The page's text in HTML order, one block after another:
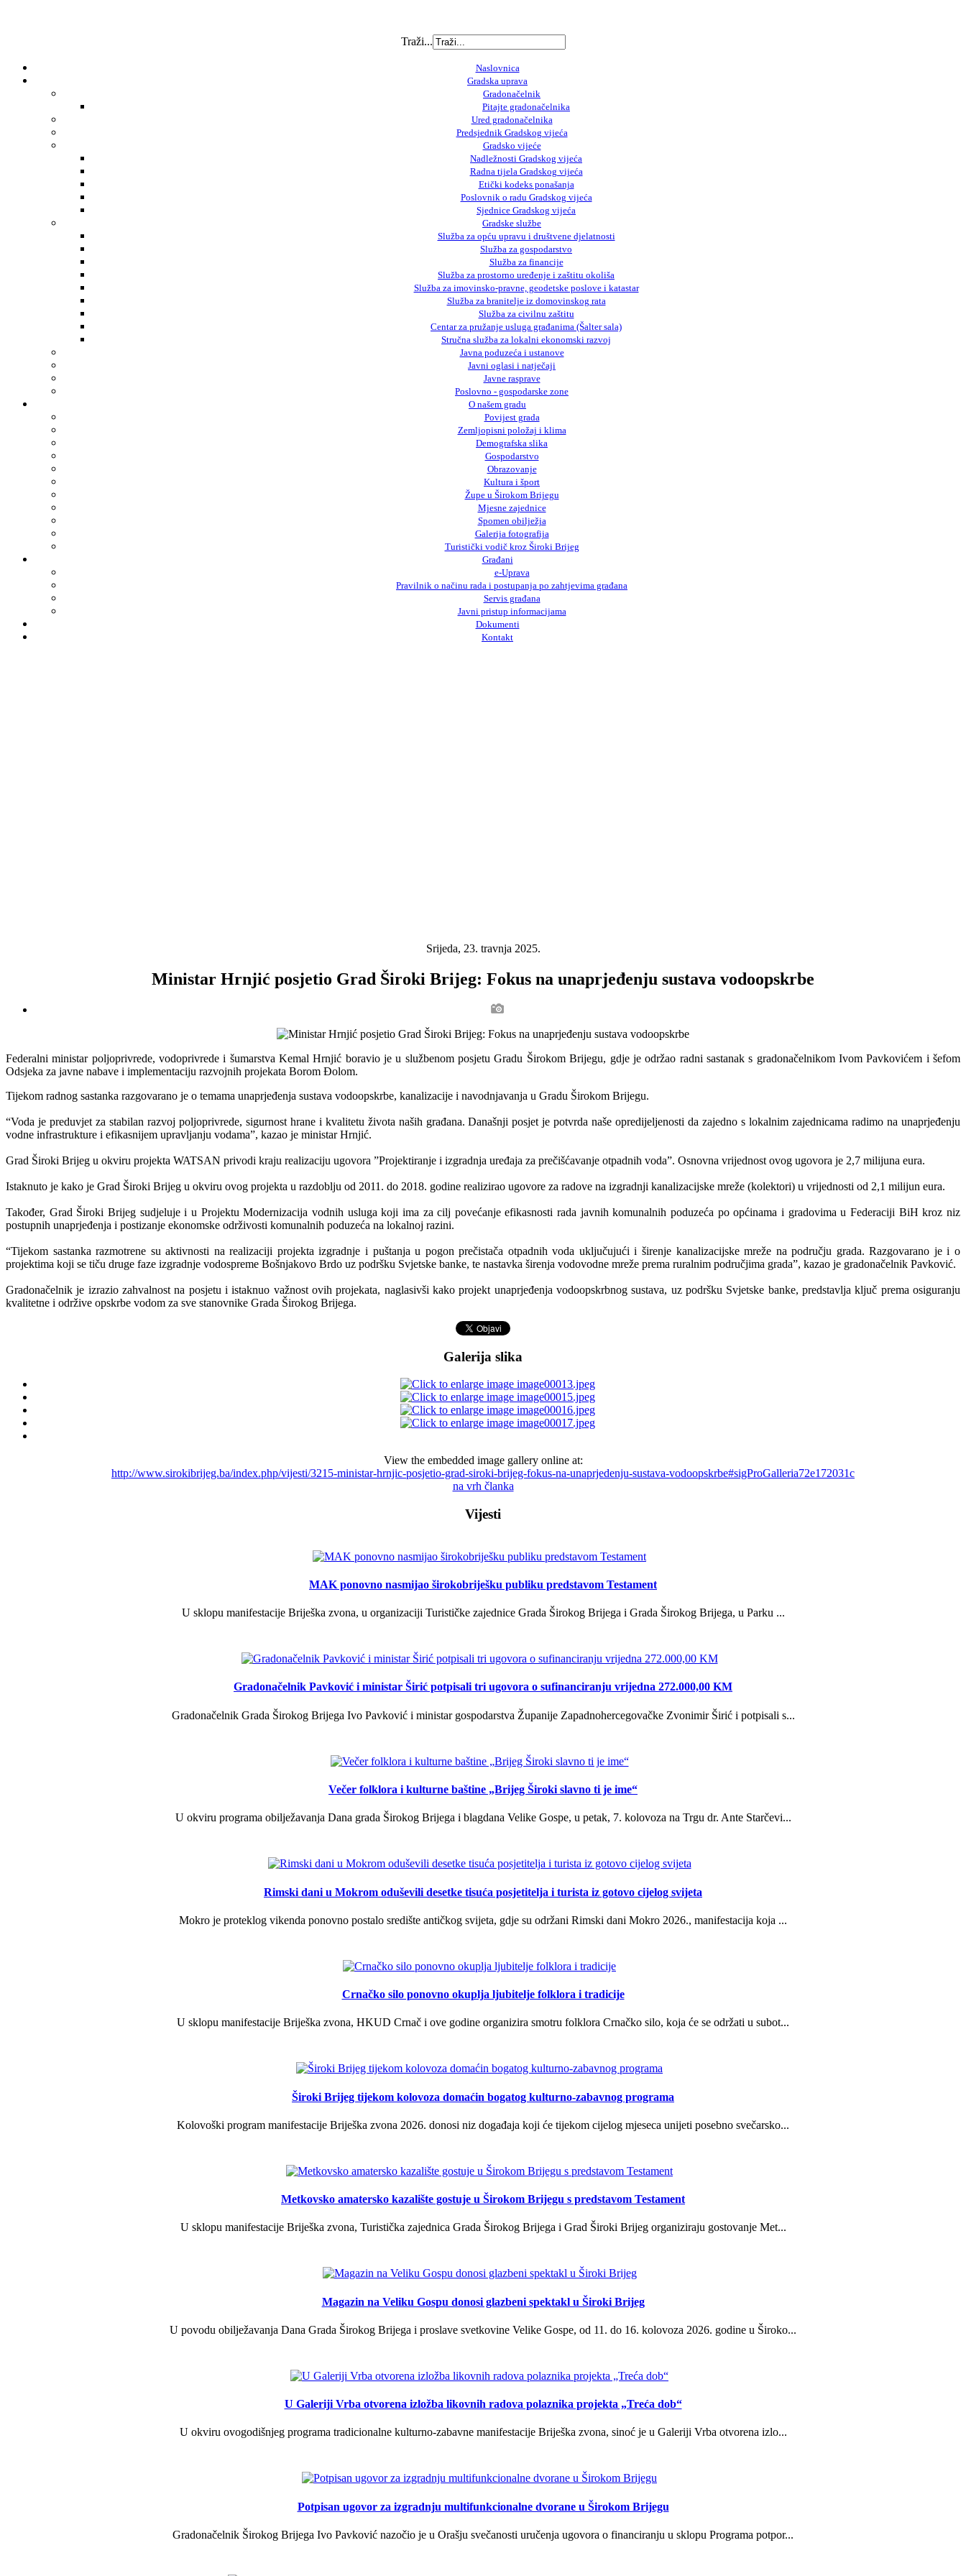
Traži...
Naslovnica
Gradska uprava
Gradonačelnik
Pitajte gradonačelnika
Ured gradonačelnika
Predsjednik Gradskog vijeća
Gradsko vijeće
Nadležnosti Gradskog vijeća
Radna tijela Gradskog vijeća
Etički kodeks ponašanja
Poslovnik o radu Gradskog vijeća
Sjednice Gradskog vijeća
Gradske službe
Služba za opću upravu i društvene djelatnosti
Služba za gospodarstvo
Služba za financije
Služba za prostorno uređenje i zaštitu okoliša
Služba za imovinsko-pravne, geodetske poslove i katastar
Služba za branitelje iz domovinskog rata
Služba za civilnu zaštitu
Centar za pružanje usluga građanima (Šalter sala)
Stručna služba za lokalni ekonomski razvoj
Javna poduzeća i ustanove
Javni oglasi i natječaji
Javne rasprave
Poslovno - gospodarske zone
O našem gradu
Povijest grada
Zemljopisni položaj i klima
Demografska slika
Gospodarstvo
Obrazovanje
Kultura i šport
Župe u Širokom Brijegu
Mjesne zajednice
Spomen obilježja
Galerija fotografija
Turistički vodič kroz Široki Brijeg
Građani
e-Uprava
Pravilnik o načinu rada i postupanja po zahtjevima građana
Servis građana
Javni pristup informacijama
Dokumenti
Kontakt
Srijeda, 23. travnja 2025.
Ministar Hrnjić posjetio Grad Široki Brijeg: Fokus na unaprjeđenju sustava vodoopskrbe
Federalni ministar poljoprivrede, vodoprivrede i šumarstva Kemal Hrnjić boravio je u službenom posjetu Gradu Širokom Brijegu, gdje je održao radni sastanak s gradonačelnikom Ivom Pavkovićem i šefom
Odsjeka za javne nabave i implementaciju razvojnih projekata Borom Đolom.
Tijekom radnog sastanka razgovarano je o temama unaprjeđenja sustava vodoopskrbe, kanalizacije i navodnjavanja u Gradu Širokom Brijegu.
“Voda je preduvjet za stabilan razvoj poljoprivrede, sigurnost hrane i kvalitetu života naših građana. Današnji posjet je potvrda naše opredijeljenosti da zajedno s lokalnim zajednicama radimo na unaprjeđenju
vodne infrastrukture i efikasnijem upravljanju vodama”, kazao je ministar Hrnjić.
Grad Široki Brijeg u okviru projekta WATSAN privodi kraju realizaciju ugovora ”Projektiranje i izgradnja uređaja za prečišćavanje otpadnih voda”. Osnovna vrijednost ovog ugovora je 2,7 milijuna eura.
Istaknuto je kako je Grad Široki Brijeg u okviru ovog projekta u razdoblju od 2011. do 2018. godine realizirao ugovore za radove na izgradnji kanalizacijske mreže (kolektori) u vrijednosti od 2,1 milijun eura.
Također, Grad Široki Brijeg sudjeluje i u Projektu Modernizacija vodnih usluga koji ima za cilj povećanje efikasnosti rada javnih komunalnih poduzeća po općinama i gradovima u Federaciji BiH kroz niz
postupnih unaprjeđenja i postizanje ekonomske održivosti komunalnih poduzeća na lokalnoj razini.
“Tijekom sastanka razmotrene su aktivnosti na realizaciji projekta izgradnje i puštanja u pogon prečistača otpadnih voda uključujući i širenje kanalizacijske mreže na području grada. Razgovarano je i o
projektima koji se tiču druge faze izgradnje vodospreme Bošnjakovo Brdo uz podršku Svjetske banke, te nastavka širenja vodovodne mreže prema ruralnim područjima grada”, kazao je gradonačelnik Pavković.
Gradonačelnik je izrazio zahvalnost na posjetu i istaknuo važnost ovih projekata, naglasivši kako projekt unaprjeđenja vodoopskrbnog sustava, uz podršku Svjetske banke, predstavlja ključ prema osiguranju
kvalitetne i održive opskrbe vodom za sve stanovnike Grada Širokog Brijega.
Galerija slika
View the embedded image gallery online at:
http://www.sirokibrijeg.ba/index.php/vijesti/3215-ministar-hrnjic-posjetio-grad-siroki-brijeg-fokus-na-unaprjedenju-sustava-vodoopskrbe#sigProGalleria72e172031c
na vrh članka
Vijesti
MAK ponovno nasmijao širokobriješku publiku predstavom Testament
U sklopu manifestacije Briješka zvona, u organizaciji Turističke zajednice Grada Širokog Brijega i Grada Širokog Brijega, u Parku ...
Gradonačelnik Pavković i ministar Širić potpisali tri ugovora o sufinanciranju vrijedna 272.000,00 KM
Gradonačelnik Grada Širokog Brijega Ivo Pavković i ministar gospodarstva Županije Zapadnohercegovačke Zvonimir Širić i potpisali s...
Večer folklora i kulturne baštine „Brijeg Široki slavno ti je ime“
U okviru programa obilježavanja Dana grada Širokog Brijega i blagdana Velike Gospe, u petak, 7. kolovoza na Trgu dr. Ante Starčevi...
Rimski dani u Mokrom oduševili desetke tisuća posjetitelja i turista iz gotovo cijelog svijeta
Mokro je proteklog vikenda ponovno postalo središte antičkog svijeta, gdje su održani Rimski dani Mokro 2026., manifestacija koja ...
Crnačko silo ponovno okuplja ljubitelje folklora i tradicije
U sklopu manifestacije Briješka zvona, HKUD Crnač i ove godine organizira smotru folklora Crnačko silo, koja će se održati u subot...
Široki Brijeg tijekom kolovoza domaćin bogatog kulturno-zabavnog programa
Kolovoški program manifestacije Briješka zvona 2026. donosi niz događaja koji će tijekom cijelog mjeseca unijeti posebno svečarsko...
Metkovsko amatersko kazalište gostuje u Širokom Brijegu s predstavom Testament
U sklopu manifestacije Briješka zvona, Turistička zajednica Grada Širokog Brijega i Grad Široki Brijeg organiziraju gostovanje Met...
Magazin na Veliku Gospu donosi glazbeni spektakl u Široki Brijeg
U povodu obilježavanja Dana Grada Širokog Brijega i proslave svetkovine Velike Gospe, od 11. do 16. kolovoza 2026. godine u Široko...
U Galeriji Vrba otvorena izložba likovnih radova polaznika projekta „Treća dob“
U okviru ovogodišnjeg programa tradicionalne kulturno-zabavne manifestacije Briješka zvona, sinoć je u Galeriji Vrba otvorena izlo...
Potpisan ugovor za izgradnju multifunkcionalne dvorane u Širokom Brijegu
Gradonačelnik Širokog Brijega Ivo Pavković nazočio je u Orašju svečanosti uručenja ugovora o financiranju u sklopu Programa potpor...